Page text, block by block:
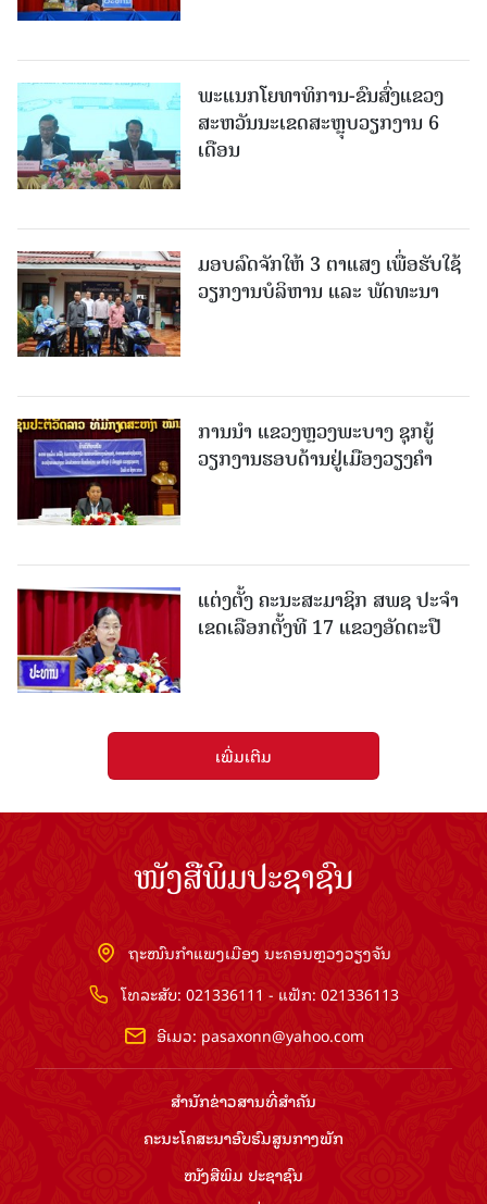
ພະແນກໂຍທາທິການ-ຂົນສົ່ງແຂວງ
ສະຫວັນນະເຂດສະຫຼຸບວຽກງານ 6
ເດືອນ
ມອບລົດຈັກໃຫ້ 3 ຕາແສງ ເພື່ອຮັບໃຊ້
ວຽກງານບໍລິຫານ ແລະ ພັດທະນາ
ການນຳ ແຂວງຫຼວງພະບາງ ຊຸກຍູ້
ວຽກງານຮອບດ້ານຢູ່ເມືອງວຽງຄໍາ
ແຕ່ງຕັ້ງ ຄະນະສະມາຊິກ ສພຊ ປະຈຳ
ເຂດເລືອກຕັ້ງທີ 17 ແຂວງອັດຕະປື
ເພີ່ມເຕີມ
ໜັງສືພິມປະຊາຊົນ
ຖະໜົນກຳແພງເມືອງ ນະຄອນຫຼວງວຽງຈັນ
ໂທລະສັບ: 021336111 - ແຟັກ: 021336113
ອີເມວ: pasaxonn@yahoo.com
ສຳ​ນັກ​ຂ່າວ​ສານ​ທີ່​ສຳ​ຄັນ​
ຄະນະໂຄສະນາອົບຮົມ​ສູນ​ກາງ​ພັກ
ໜັງສືພິມ ປະ​ຊາ​ຊົນ